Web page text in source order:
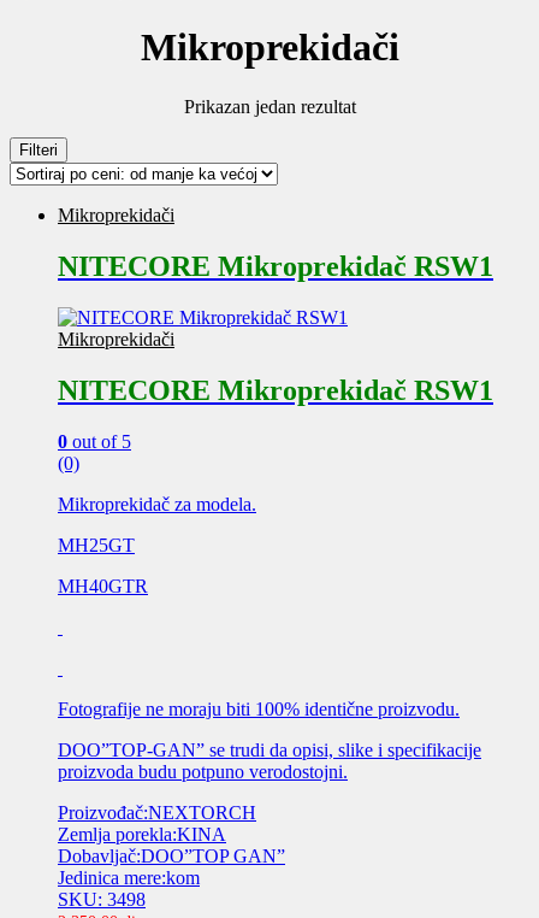
Mikroprekidači
Prikazan jedan rezultat
Filteri
Mikroprekidači
NITECORE Mikroprekidač RSW1
Mikroprekidači
NITECORE Mikroprekidač RSW1
0 out of 5
(0)
Mikroprekidač za modela.
MH25GT
MH40GTR
Fotografije ne moraju biti 100% identične proizvodu.
DOO”TOP-GAN” se trudi da opisi, slike i specifikacije
proizvoda budu potpuno verodostojni.
Proizvođač:NEXTORCH
Zemlja porekla:KINA
Dobavljač:DOO”TOP GAN”
Jedinica mere:kom
SKU: 3498